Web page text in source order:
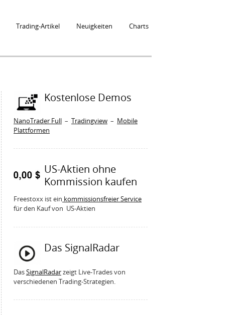
Trading-Artikel Neuigkeiten Charts
Kostenlose Demos
NanoTrader Full – Tradingview – Mobile
Plattformen
US-Aktien ohne
Kommission kaufen
Freestoxx ist ein kommissionsfreier Service
für den Kauf von US-Aktien
Das SignalRadar
DasSignalRadarzeigt Live-Trades von
verschiedenen Trading-Strategien.